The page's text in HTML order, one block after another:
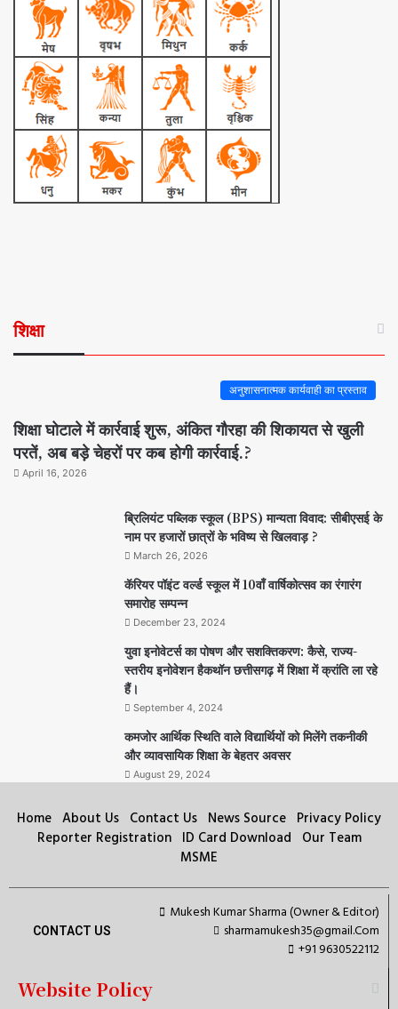
शिक्षा
अनुशासनात्मक कार्यवाही का प्रस्ताव
शिक्षा घोटाले में कार्रवाई शुरू, अंकित गौरहा की शिकायत से खुली
परतें, अब बड़े चेहरों पर कब होगी कार्रवाई.?
April 16, 2026
ब्रिलियंट पब्लिक स्कूल (BPS) मान्यता विवाद: सीबीएसई के
नाम पर हजारों छात्रों के भविष्य से खिलवाड़ ?
March 26, 2026
कॅरियर पॉइंट वर्ल्ड स्कूल में 10वाँ वार्षिकोत्सव का रंगारंग
समारोह सम्पन्न
December 23, 2024
युवा इनोवेटर्स का पोषण और सशक्तिकरण: कैसे, राज्य-
स्तरीय इनोवेशन हैकथॉन छत्तीसगढ़ में शिक्षा में क्रांति ला रहे
हैं।
September 4, 2024
कमजोर आर्थिक स्थिति वाले विद्यार्थियों को मिलेंगे तकनीकी
और व्यावसायिक शिक्षा के बेहतर अवसर
August 29, 2024
Home About Us Contact Us News Source Privacy Policy
Reporter Registration ID Card Download Our Team
MSME
CONTACT US
Mukesh Kumar Sharma (Owner & Editor)
sharmamukesh35@gmail.Com
+91 9630522112
Website Policy